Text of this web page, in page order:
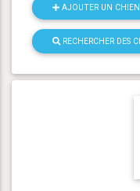
AJOUTER UN CHIEN
RECHERCHER DES